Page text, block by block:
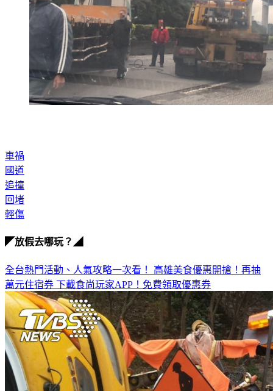
國道
追撞
回堵
輕傷
萬元住宿券下載食尚玩家APP！免費領取優惠券